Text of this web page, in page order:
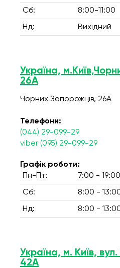
Сб: 8:00-11:00
Нд: Вихідний
Україна,
26А
Чорних Запорожців, 26А
Телефони:
(044) 29-099-29
viber (095) 29-099-29
Графік роботи:
Пн-Пт:
7:00 - 19:00
Сб: 8:00 -
Нд: 8:00 -
Україна, м. Київ,
42А